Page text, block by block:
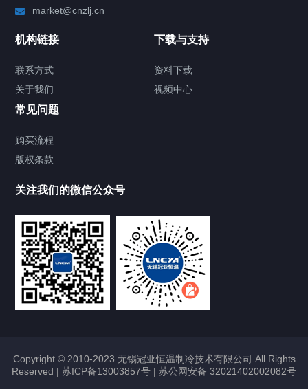
TCU温度控制单元
Chiller气体控温系统
Chamber试验箱
FREEZER低温箱
VOCs冷凝回收装置
market@cnzlj.cn
机构链接
联系方式
关于我们
下载与支持
资料下载
视频中心
常见问题
购买流程
版权条款
关注我们的微信公众号
Copyright © 2010-2023 无锡冠亚恒温制冷技术有限公司 All Rights
Reserved | 苏ICP备13003857号 | 苏公网安备 32021402002082号